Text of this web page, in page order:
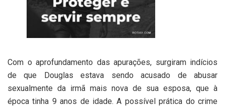
Com o aprofundamento das apurações, surgiram indícios
de que Douglas estava sendo acusado de abusar
sexualmente da irmã mais nova de sua esposa, que à
época tinha 9 anos de idade. A possível prática do crime